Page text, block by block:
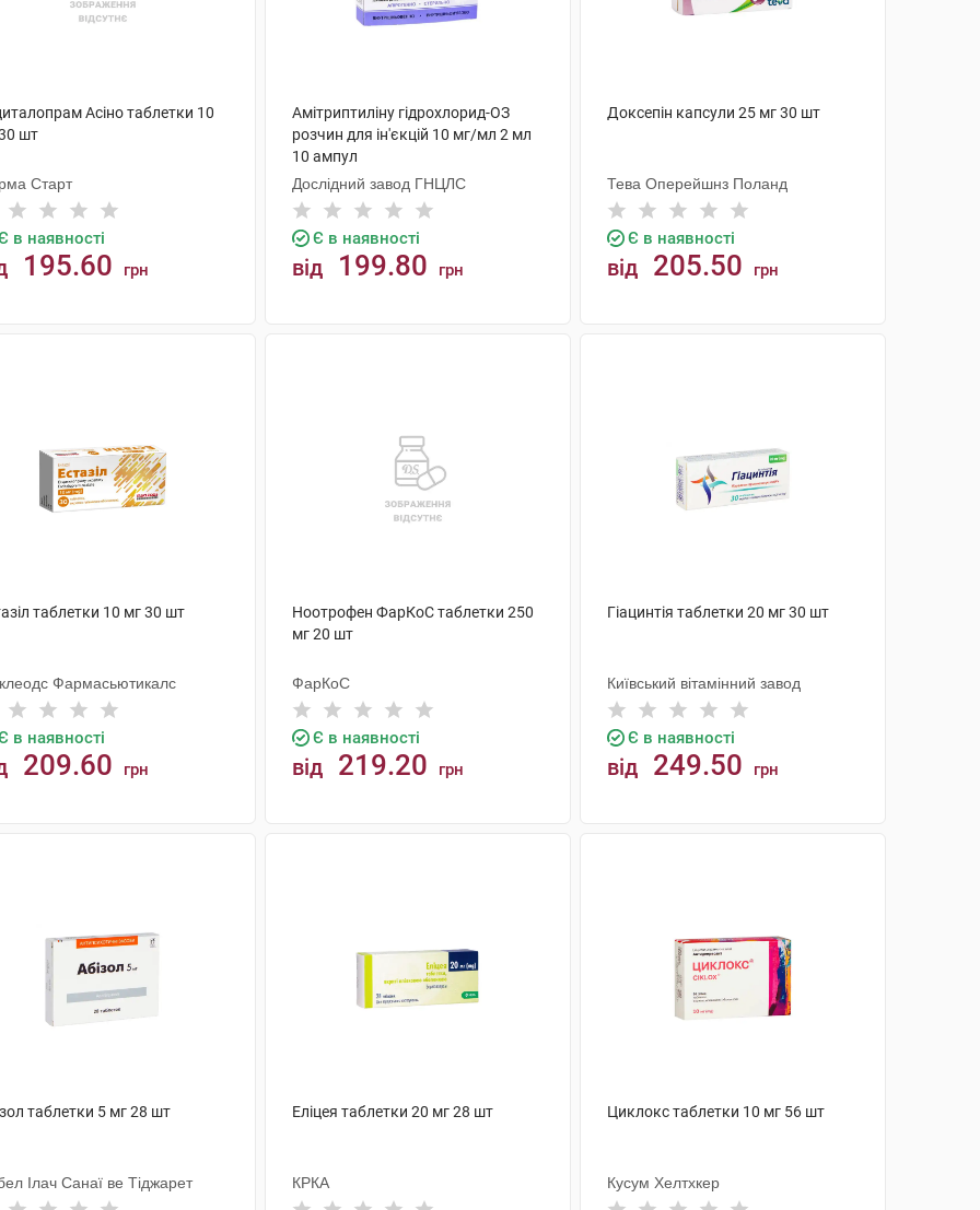
Асіно таблетки 10
шт
Старт
в наявності
195.60 грн
Амітриптиліну гідрохлорид-ОЗ
розчин для ін'єкцій 10 мг/мл 2 мл
10 ампул
Дослідний завод ГНЦЛС
Є в наявності
від 199.80 грн
Доксепін капсули 25 мг 30 шт
Тева Оперейшнз Поланд
Є в наявності
від 205.50 грн
таблетки 10 мг 30 шт
Фармасьютикалс
в наявності
209.60 грн
Ноотрофен ФарКоС таблетки 250
мг 20 шт
ФарКоС
Є в наявності
від 219.20 грн
Гіацинтія таблетки 20 мг 30 шт
Київський вітамінний завод
Є в наявності
від 249.50 грн
таблетки 5 мг 28 шт
Ілач Санаї ве Тіджарет
Еліцея таблетки 20 мг 28 шт
КРКА
Циклокс таблетки 10 мг 56 шт
Кусум Хелтхкер